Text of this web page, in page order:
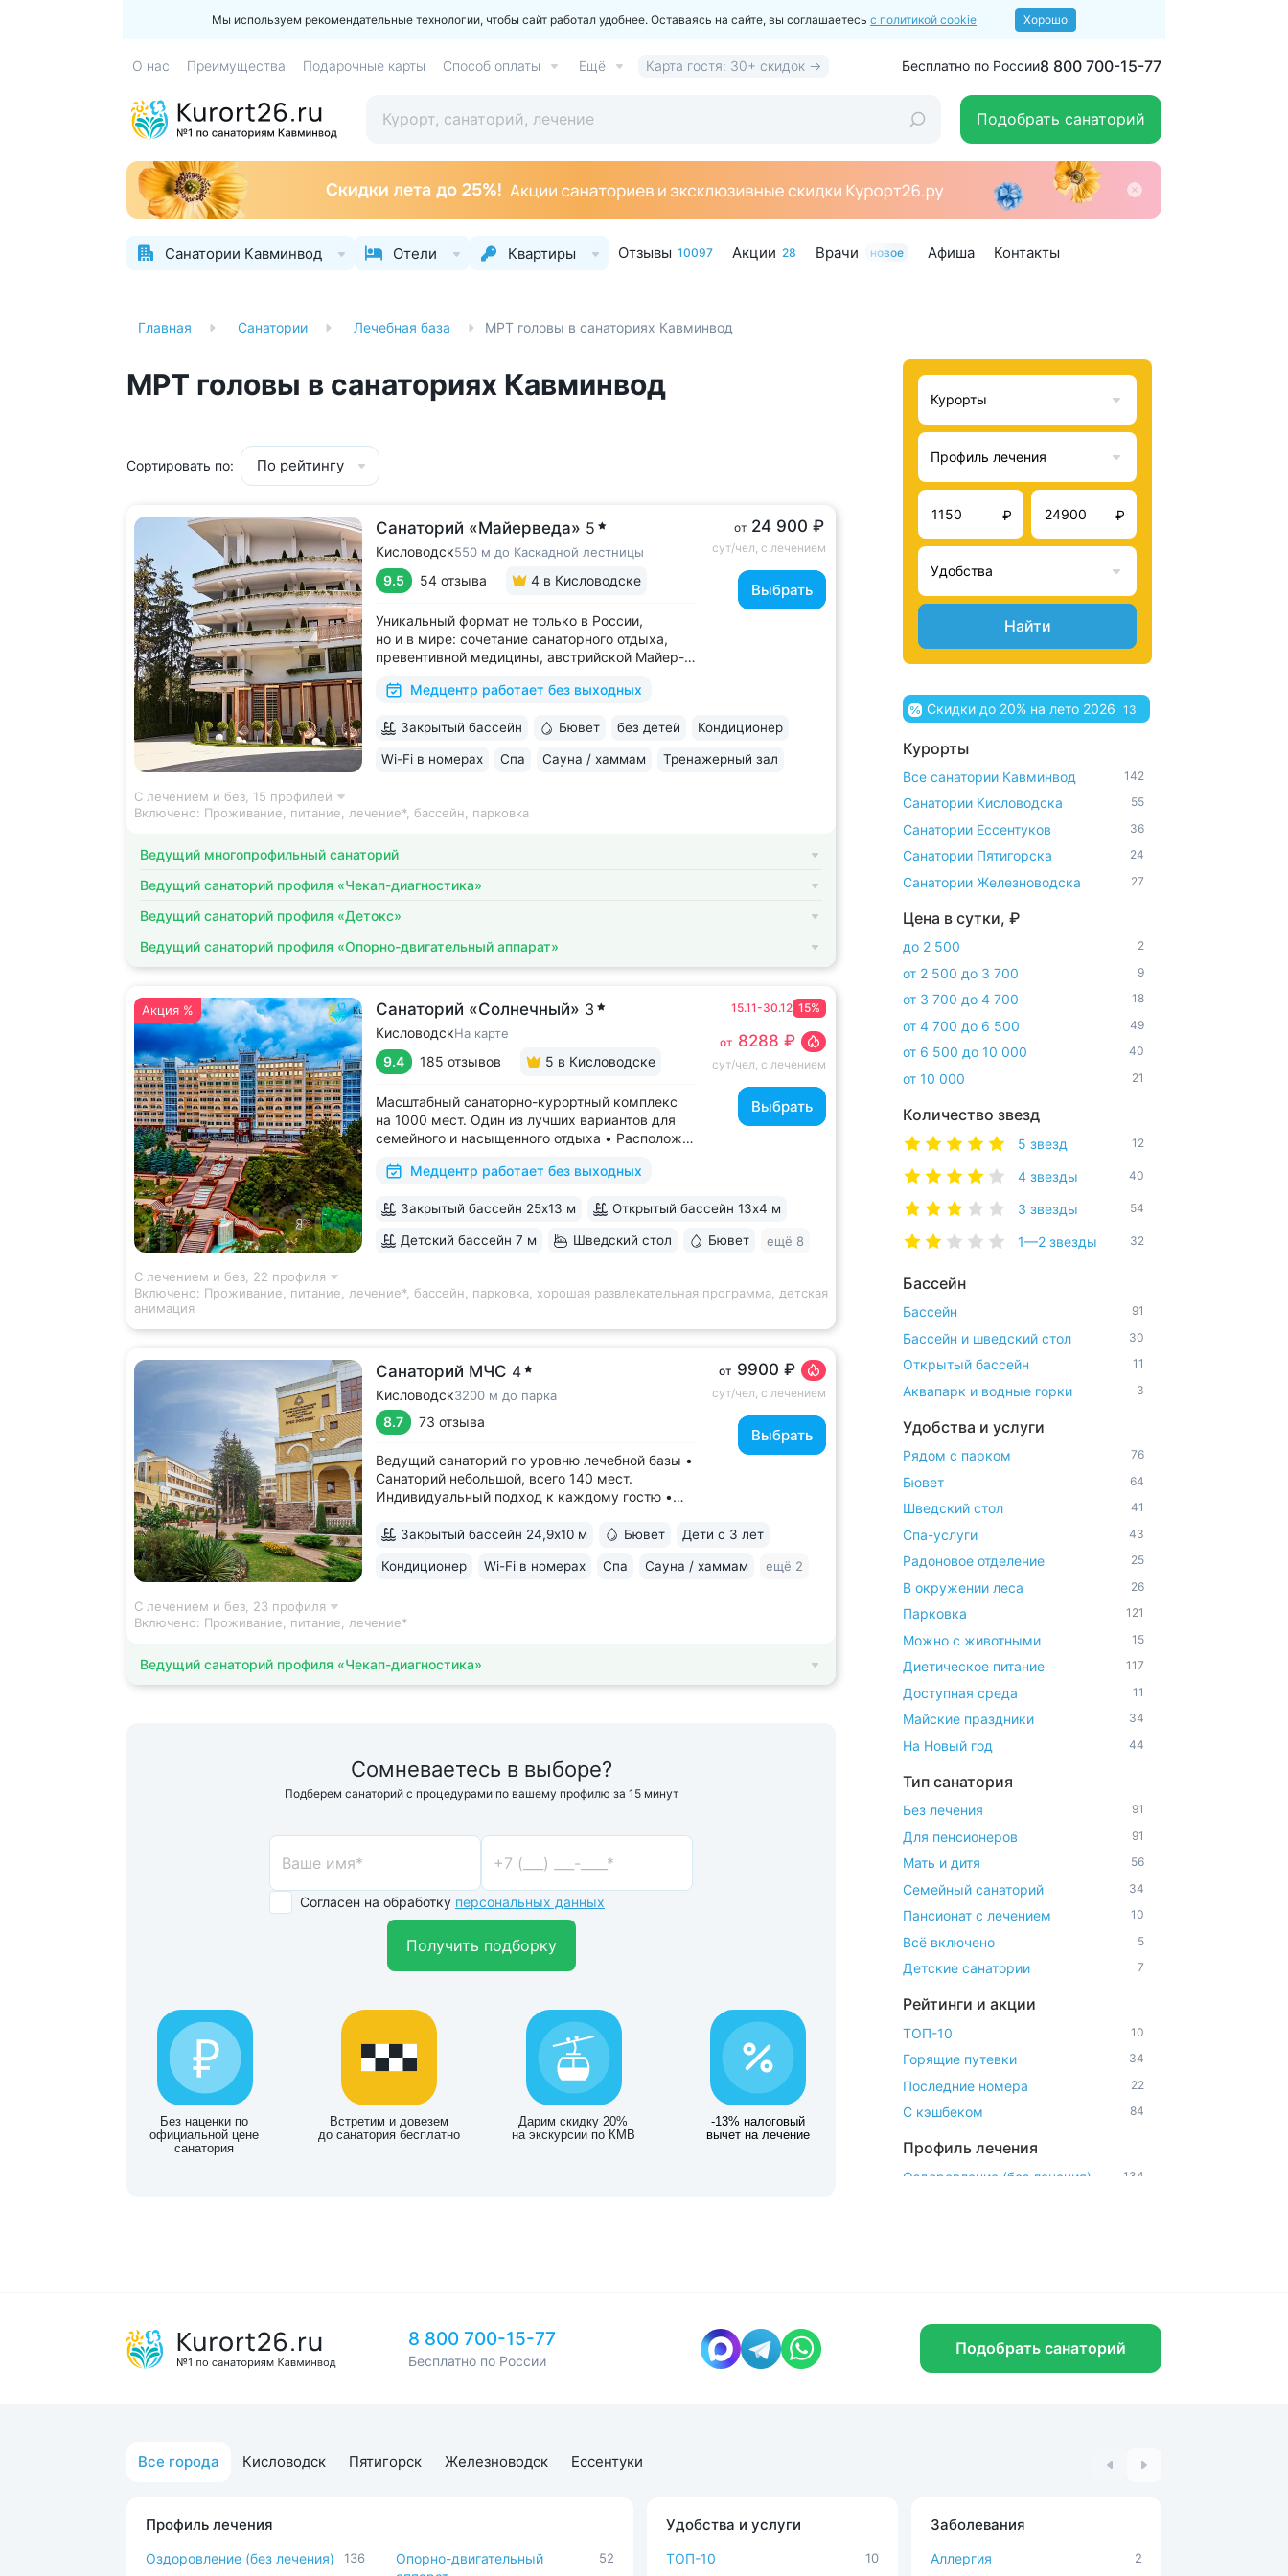
Мы используем рекомендательные технологии, чтобы сайт работал удобнее. Оставаясь на сайте, вы соглашаетесь с политикой cookie Хорошо
О нас Преимущества Подарочные карты Способ оплаты Ещё Карта гостя: 30+ скидок → Бесплатно по России8 800 700-15-77
Подобрать санаторий
Санатории Кавминвод Отели Квартиры Отзывы 10097 Акции 28 Врачи новое Афиша Контакты
Главная Санатории Лечебная база МРТ головы в санаториях Кавминвод
МРТ головы в санаториях Кавминвод
Сортировать по: По рейтингу
Санаторий «Майерведа» 5
Кисловодск550 м до Каскадной лестницы
9.5 54 отзыва 4 в Кисловодске
Уникальный формат не только в России,
но и в мире: сочетание санаторного отдыха,
превентивной медицины, австрийской Майер-
восстановление ЖКТ), древнеиндийской
The World Luxury Awards. Премия «Вояж»
Медцентр работает без выходных
от 24 900 ₽
сут/чел, с лечением
Выбрать
Закрытый бассейн Бювет без детей Кондиционер
Wi-Fi в номерах Спа Сауна / хаммам Тренажерный зал
С лечением и без, 15 профилей
Включено: Проживание, питание, лечение*, бассейн, парковка
Ведущий многопрофильный санаторий
Ведущий санаторий профиля «Чекап-диагностика»
Ведущий санаторий профиля «Детокс»
Ведущий санаторий профиля «Опорно-двигательный аппарат»
Акция % Санаторий «Солнечный» 3
КисловодскНа карте
9.4 185 отзывов 5 в Кисловодске
Масштабный санаторно-курортный комплекс
на 1000 мест. Один из лучших вариантов для
семейного и насыщенного отдыха • Расположен
цирк, до Курортного бульвара можно дойти
до Курортного парка и основных
Медцентр работает без выходных
15.11-30.12 15%
от 8288 ₽
сут/чел, с лечением
Выбрать
Закрытый бассейн 25х13 м Открытый бассейн 13x4 м
Детский бассейн 7 м Шведский стол Бювет ещё 8
С лечением и без, 22 профиля
Включено: Проживание, питание, лечение*, бассейн, парковка, хорошая развлекательная программа, детская
анимация
Санаторий МЧС 4
Кисловодск3200 м до парка
8.7 73 отзыва
Ведущий санаторий по уровню лечебной базы •
Санаторий небольшой, всего 140 мест.
Индивидуальный подход к каждому гостю •
аппаратами КТ, МРТ, рентгена • Уникальный
для диагностики и реабилитации опорно-
от 9900 ₽
сут/чел, с лечением
Выбрать
Закрытый бассейн 24,9х10 м Бювет Дети с 3 лет
Кондиционер Wi-Fi в номерах Спа Сауна / хаммам ещё 2
С лечением и без, 23 профиля
Включено: Проживание, питание, лечение*
Ведущий санаторий профиля «Чекап-диагностика»
Сомневаетесь в выборе?
Подберем санаторий с процедурами по вашему профилю за 15 минут
Согласен на обработку персональных данных
Получить подборку
Без наценки по
официальной цене
санатория
Встретим и довезем
до санатория бесплатно
Дарим скидку 20%
на экскурсии по КМВ
-13% налоговый
вычет на лечение
Курорты
Профиль лечения
₽ ₽
Удобства
Найти
Скидки до 20% на лето 2026 13
Курорты
Все санатории Кавминвод 142
Санатории Кисловодска 55
Санатории Ессентуков 36
Санатории Пятигорска 24
Санатории Железноводска 27
Цена в сутки, ₽
до 2 500 2
от 2 500 до 3 700 9
от 3 700 до 4 700 18
от 4 700 до 6 500 49
от 6 500 до 10 000 40
от 10 000 21
Количество звезд
5 звезд 12
4 звезды 40
3 звезды 54
1—2 звезды 32
Бассейн
Бассейн 91
Бассейн и шведский стол 30
Открытый бассейн 11
Аквапарк и водные горки 3
Удобства и услуги
Рядом с парком 76
Бювет 64
Шведский стол 41
Спа-услуги 43
Радоновое отделение 25
В окружении леса 26
Парковка 121
Можно с животными 15
Диетическое питание 117
Доступная среда 11
Майские праздники 34
На Новый год 44
Тип санатория
Без лечения 91
Для пенсионеров 91
Мать и дитя 56
Семейный санаторий 34
Пансионат с лечением 10
Всё включено 5
Детские санатории 7
Рейтинги и акции
ТОП-10 10
Горящие путевки 34
Последние номера 22
С кэшбеком 84
Профиль лечения
Оздоровление (без лечения) 134
Показать все
Лечебная база
35
подводное
Показать все
8 800 700-15-77
Бесплатно по России
Подобрать санаторий
Все города Кисловодск Пятигорск Железноводск Ессентуки
Профиль лечения
Оздоровление (без лечения) 136
Опорно-двигательный
52
Удобства и услуги
ТОП-10 10
Заболевания
Аллергия 2